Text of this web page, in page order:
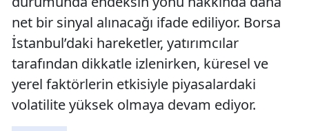
net bir sinyal alınacağı ifade ediliyor. Borsa
İstanbul’daki hareketler, yatırımcılar
tarafından dikkatle izlenirken, küresel ve
yerel faktörlerin etkisiyle piyasalardaki
volatilite yüksek olmaya devam ediyor.